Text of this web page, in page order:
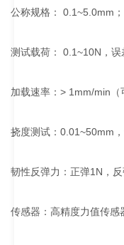
公称规格： 0.1~5.0mm；
测试载荷： 0.1~10N，误
加载速率：> 1mm/min（
挠度测试：0.01~50mm
韧性反弹力：正弹1N，
传感器：高精度力值传感